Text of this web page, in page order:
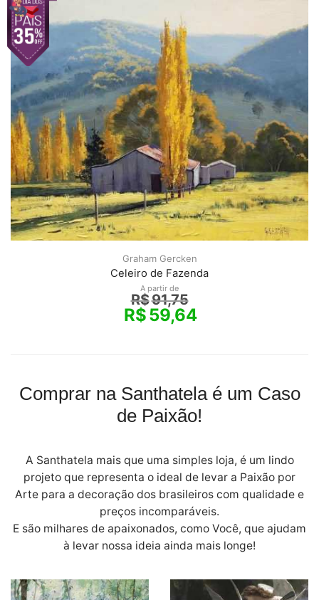
Graham Gercken
Celeiro de Fazenda
A partir de
R$91,75
R$59,64
Comprar na Santhatela é um Caso
de Paixão!
A Santhatela mais que uma simples loja, é um lindo
projeto que representa o ideal de levar a Paixão por
Arte para a decoração dos brasileiros com qualidade e
preços incomparáveis.
E são milhares de apaixonados, como Você, que ajudam
à levar nossa ideia ainda mais longe!